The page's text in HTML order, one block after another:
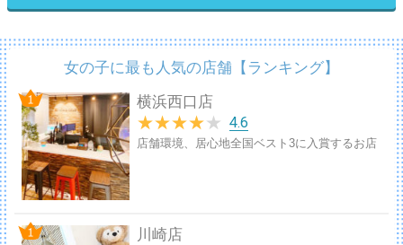
女の子に最も人気の店舗【ランキング】
横浜西口店
★★★★★ 4.6
店舗環境、居心地全国ベスト3に入賞するお店
川崎店